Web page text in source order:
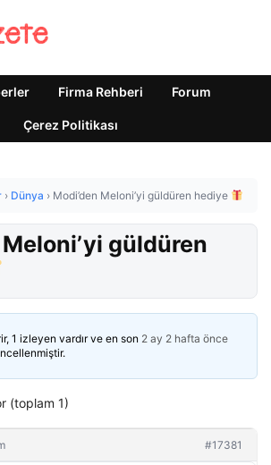
Firma Rehberi Forum
Çerez Politikası
› Dünya › Modi’den Meloni’yi güldüren hediye
Meloni’yi güldüren
1 izleyen vardır ve en son 2 ay 2 hafta önce
(toplam 1)
#17381